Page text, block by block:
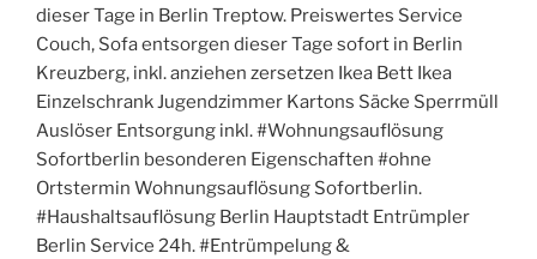
dieser Tage in Berlin Treptow. Preiswertes Service
Couch, Sofa entsorgen dieser Tage sofort in Berlin
Kreuzberg, inkl. anziehen zersetzen Ikea Bett Ikea
Einzelschrank Jugendzimmer Kartons Säcke Sperrmüll
Auslöser Entsorgung inkl. #Wohnungsauflösung
Sofortberlin besonderen Eigenschaften #ohne
Ortstermin Wohnungsauflösung Sofortberlin.
#Haushaltsauflösung Berlin Hauptstadt Entrümpler
Berlin Service 24h. #Entrümpelung &